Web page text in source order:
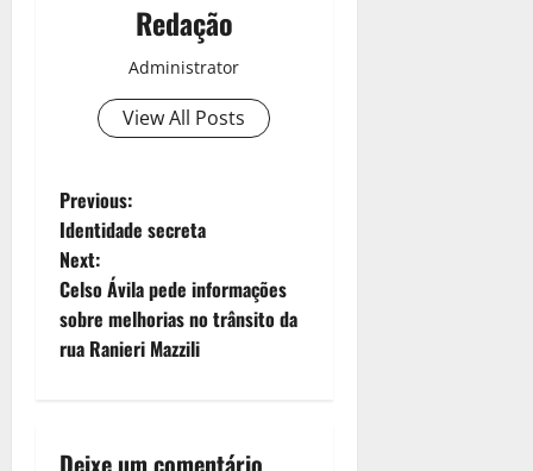
Redação
Administrator
View All Posts
Previous:
Identidade secreta
Next:
Celso Ávila pede informações
sobre melhorias no trânsito da
rua Ranieri Mazzili